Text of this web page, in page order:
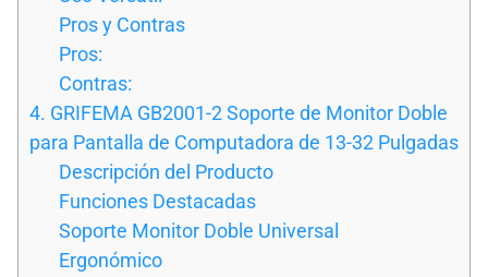
Pros y Contras
Pros:
Contras:
4. GRIFEMA GB2001-2 Soporte de Monitor Doble
para Pantalla de Computadora de 13-32 Pulgadas
Descripción del Producto
Funciones Destacadas
Soporte Monitor Doble Universal
Ergonómico